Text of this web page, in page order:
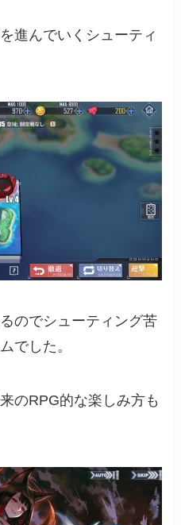
進んでいくシューティ
のでシューティング苦
でした。
のRPG的な楽しみ方も